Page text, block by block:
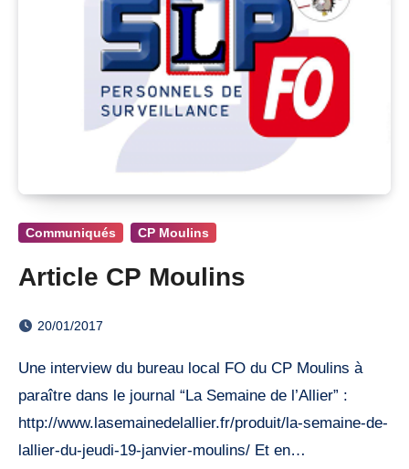
Communiqués CP Moulins
Article CP Moulins
20/01/2017
Une interview du bureau local FO du CP Moulins à
paraître dans le journal “La Semaine de l’Allier” :
http://www.lasemainedelallier.fr/produit/la-semaine-de-
lallier-du-jeudi-19-janvier-moulins/ Et en…